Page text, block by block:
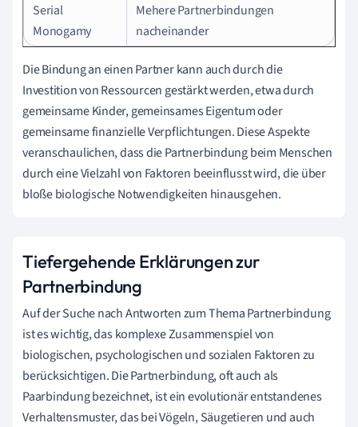
Serial
Monogamy
Mehere Partnerbindungen
nacheinander
Die Bindung an einen Partner kann auch durch die
Investition von Ressourcen gestärkt werden, etwa durch
gemeinsame Kinder, gemeinsames Eigentum oder
gemeinsame finanzielle Verpflichtungen. Diese Aspekte
veranschaulichen, dass die Partnerbindung beim Menschen
durch eine Vielzahl von Faktoren beeinflusst wird, die über
bloße biologische Notwendigkeiten hinausgehen.
Tiefergehende Erklärungen zur
Partnerbindung
Auf der Suche nach Antworten zum Thema Partnerbindung
ist es wichtig, das komplexe Zusammenspiel von
biologischen, psychologischen und sozialen Faktoren zu
berücksichtigen. Die Partnerbindung, oft auch als
Paarbindung bezeichnet, ist ein evolutionär entstandenes
Verhaltensmuster, das bei Vögeln, Säugetieren und auch